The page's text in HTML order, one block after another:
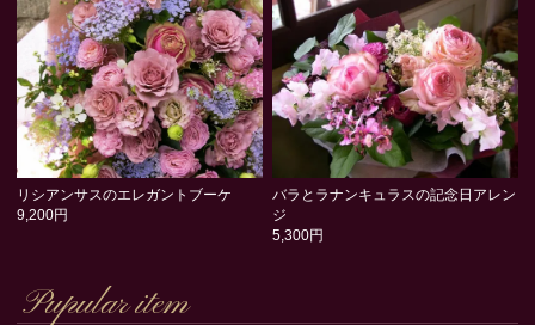
リシアンサスのエレガントブーケ
9,200円
バラとラナンキュラスの記念日アレン
ジ
5,300円
Pupular item